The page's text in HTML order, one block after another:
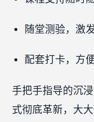
随堂测验，激
配套打卡，方
手把手指导的沉
式彻底革新，大